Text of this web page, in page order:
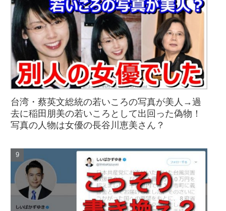
台湾・蔡英文総統の若いころの写真が美人→過
去に稲田朋美の若いころとして出回った偽物！
写真の人物は女優の長谷川恵美さん？